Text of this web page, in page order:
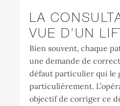
LA
VUE D’UN
Bien souvent, chaque
une demande de
défaut particulier qui le
particulièrement.
objectif de corriger ce